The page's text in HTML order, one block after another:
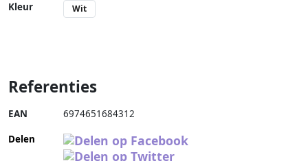
Kleur Wit
Referenties
EAN 6974651684312
Delen